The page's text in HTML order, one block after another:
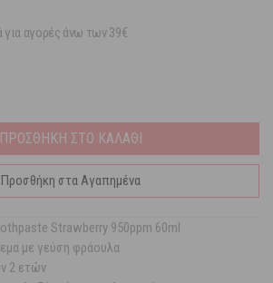
αγορές άνω των 39€
ΠΡΟΣΘΗΚΗ ΣΤΟ ΚΑΛΑΘΙ
Προσθήκη στα Αγαπημένα
Strawberry 950ppm 60ml
με γεύση φράουλα
2 ετών